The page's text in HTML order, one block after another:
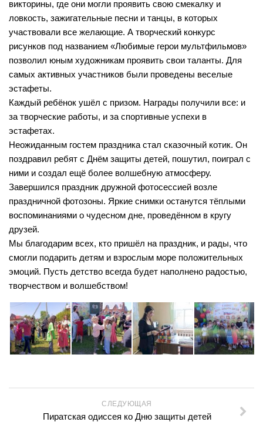
Лебедевская сельская библиотека №33
Легостаевская сельская библиотека №4
Линевская поселковая библиотека №30
Линевская детская библиотека №31
Листвянская сельская библиотека №39
М-С
Маякская сельская библиотека №40
Мостовская сельская библиотека №18
Новолоктевская сельская библиотека №19
Новососедовская сельская библиотека №20
Преображенская сельская библиотека №32
Сельская библиотека п. Советский №35
Сосновская сельская библиотека №22
Т-Ш
Тальменская сельская библиотека №23
Тулинская сельская библиотека №37
Усть-Чемская сельская библиотека №26
викторины, где они могли проявить свою смекалку и
ловкость, зажигательные песни и танцы, в которых
участвовали все желающие. А творческий конкурс
рисунков под названием «Любимые герои мультфильмов»
позволил юным художникам проявить свои таланты. Для
самых активных участников были проведены веселые
эстафеты.
Каждый ребёнок ушёл с призом. Награды получили все: и
за творческие работы, и за спортивные успехи в
эстафетах.
Неожиданным гостем праздника стал сказочный котик. Он
поздравил ребят с Днём защиты детей, пошутил, поиграл с
ними и создал ещё более волшебную атмосферу.
Завершился праздник дружной фотосессией возле
праздничной фотозоны. Яркие снимки останутся тёплыми
воспоминаниями о чудесном дне, проведённом в кругу
друзей.
Мы благодарим всех, кто пришёл на праздник, и рады, что
смогли подарить детям и взрослым море положительных
эмоций. Пусть детство всегда будет наполнено радостью,
творчеством и волшебством!
СЛЕДУЮЩАЯ
Пиратская одиссея ко Дню защиты детей